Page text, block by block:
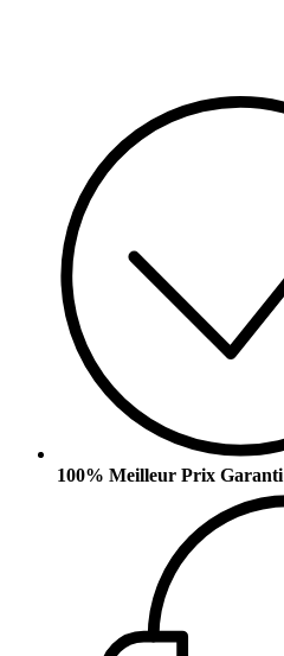
100% Meilleur Prix Garanti